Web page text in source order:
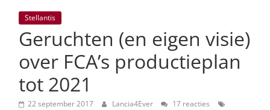
dell'Automobile
Italiana
autonieuws
lifestyle
Stellantis
Geruchten (en eigen visie)
over FCA’s productieplan
tot 2021
22 september 2017 Lancia4Ever
17 reacties